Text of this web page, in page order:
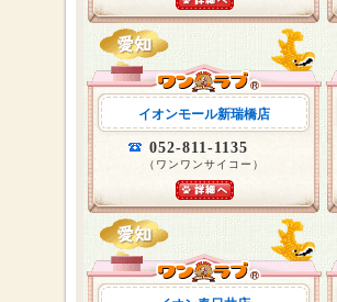
イオンモール新瑞橋店
052-811-1135
（ワンワンサイコー）